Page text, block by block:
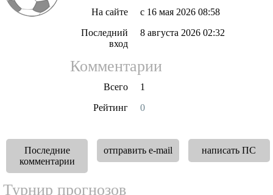
На сайте
с 16 мая 2026 08:58
Последний
вход
8 августа 2026 02:32
Комментарии
Всего
1
Рейтинг
0
Последние
комментарии
отправить e-mail написать ПС
Турнир прогнозов